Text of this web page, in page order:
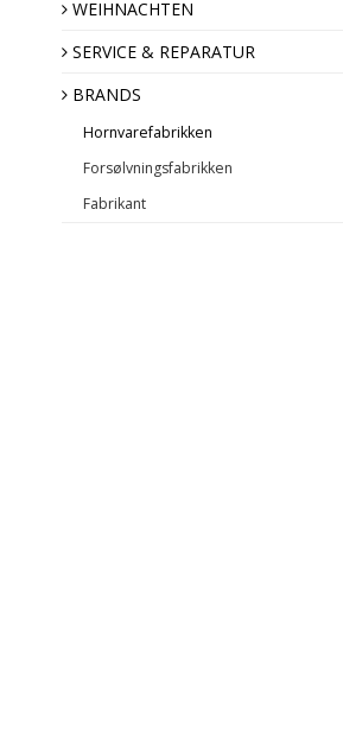
WEIHNACHTEN
SERVICE & REPARATUR
BRANDS
Hornvarefabrikken
Forsølvningsfabrikken
Fabrikant